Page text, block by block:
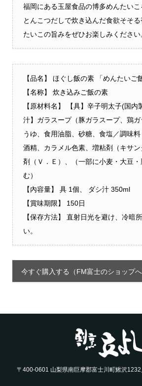
福岡にある玉屋食品の博多めんたいこ
とんこつだしで炊き込んだ食欲そそ
たいこの旨みをぜひお楽しみください
【品名】 ほぐし飯の素 「めんたいご
【名称】 炊き込みご飯の素
【原材料名】 【具】辛子明太子(国内
汁】ガラスープ（豚ガラスープ、鶏ガ
うゆ、食用油脂、砂糖、食塩／調味料
酒精、カラメル色素、増粘剤（キサ
剤（Ｖ．Ｅ）、（一部に小麦・大豆
む）
【內容量】 具 1個、 ダシ汁 350ml
【賞味期限】 150日
【保存方法】 直射日光を避け、冷暗
い。
今すぐ購入する（FM富士のショップへ
〒400-0601 山梨県南巨摩郡富士川町鰍沢